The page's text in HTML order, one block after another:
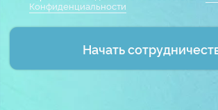
«Айти-Продакшн»ОГРН 1177847348887 ИНН 7802638464